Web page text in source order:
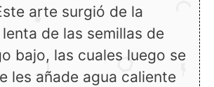
arte surgió de la
de las semillas de
bajo, las cuales luego se
les añade agua caliente